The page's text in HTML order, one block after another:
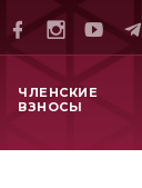
ЧЛЕНСКИЕ
ВЗНОСЫ